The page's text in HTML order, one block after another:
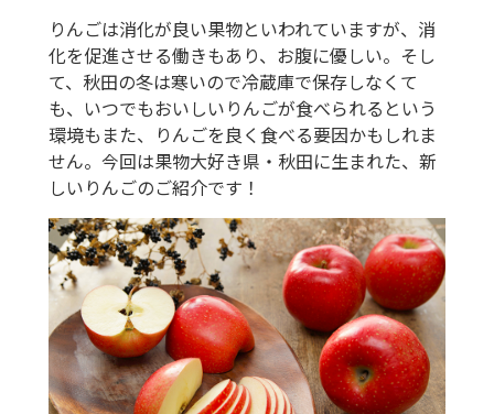
りんごは消化が良い果物といわれていますが、消
化を促進させる働きもあり、お腹に優しい。そし
て、秋田の冬は寒いので冷蔵庫で保存しなくて
も、いつでもおいしいりんごが食べられるという
環境もまた、りんごを良く食べる要因かもしれま
せん。今回は果物大好き県・秋田に生まれた、新
しいりんごのご紹介です！